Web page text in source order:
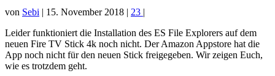
von Sebi | 15. November 2018 | 23 |
Leider funktioniert die Installation des ES File Explorers auf dem
neuen Fire TV Stick 4k noch nicht. Der Amazon Appstore hat die
App noch nicht für den neuen Stick freigegeben. Wir zeigen Euch,
wie es trotzdem geht.